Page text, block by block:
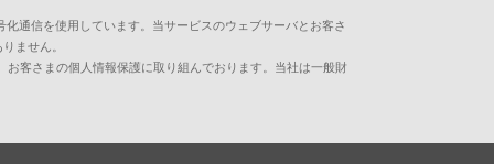
通信を使用しています。当サービスのウェブサーバとお客さ
ません。
客さまの個人情報保護に取り組んでおります。当社は一般財